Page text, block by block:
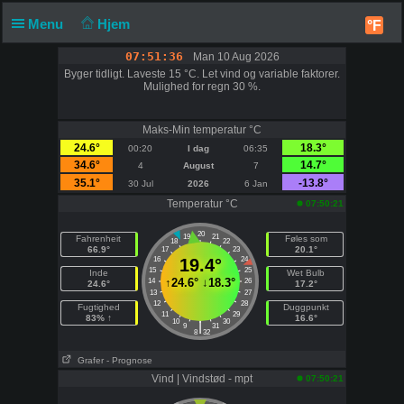
Menu Hjem °F
07:51:36
Man 10 Aug 2026
Byger tidligt. Laveste 15 °C. Let vind og variable faktorer.
Mulighed for regn 30 %.
Maks-Min temperatur °C
24.6°
00:20 I dag 06:35
18.3°
34.6°
4 August 7
14.7°
35.1°
30 Jul 2026 6 Jan
-13.8°
Temperatur °C
07:50:21
Fahrenheit
66.9°
Inde
24.6°
Fugtighed
83% ↑
20
19 21
18
22
17
23
16
24
15
25
14
26
13
27
12
28
11
29
10
30
9 31
|
8 32
19.4°
↑24.6° ↓18.3°
Føles som
20.1°
Wet Bulb
17.2°
Duggpunkt
16.6°
Grafer - Prognose
Vind | Vindstød - mpt 07:50:21